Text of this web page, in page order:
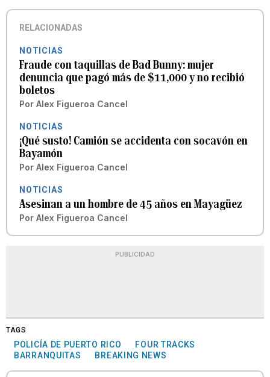
RELACIONADAS
NOTICIAS
Fraude con taquillas de Bad Bunny: mujer
denuncia que pagó más de $11,000 y no recibió
boletos
Por Alex Figueroa Cancel
NOTICIAS
¡Qué susto! Camión se accidenta con socavón en
Bayamón
Por Alex Figueroa Cancel
NOTICIAS
Asesinan a un hombre de 45 años en Mayagüez
Por Alex Figueroa Cancel
PUBLICIDAD
TAGS
POLICÍA DE PUERTO RICO
FOUR TRACKS
BARRANQUITAS
BREAKING NEWS